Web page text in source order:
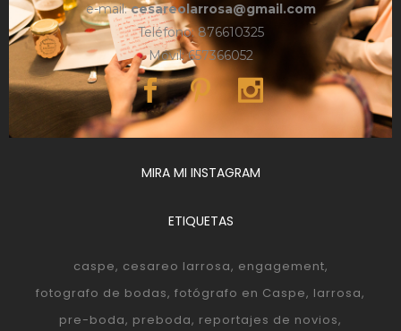
e-mail:cesareolarrosa@gmail.com
Teléfono: 876610325
Móvil: 657366052
MIRA MI INSTAGRAM
ETIQUETAS
caspe cesareo larrosa engagement
fotografo de bodas fotógrafo en Caspe larrosa
pre-boda preboda reportajes de novios